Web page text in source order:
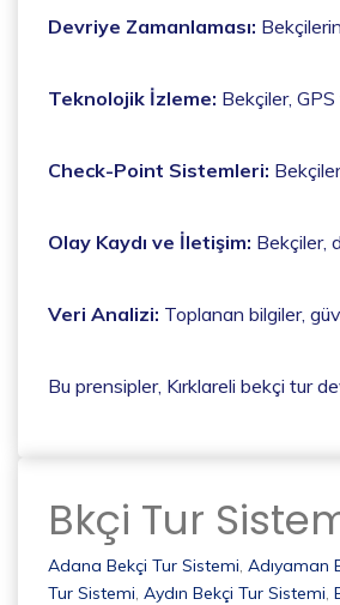
Devriye Zamanlaması:
Teknolojik İzleme: Bekçiler,
Check-Point Sistemleri:
Olay Kaydı ve İletişim: Bekçiler,
Veri Analizi: Toplanan bilgiler,
Bu prensipler, Kırklareli bekçi tur
Bkçi Tur
Adana Bekçi Tur Sistemi, Adıyaman
Tur Sistemi, Aydın Bekçi Tur Sistemi,